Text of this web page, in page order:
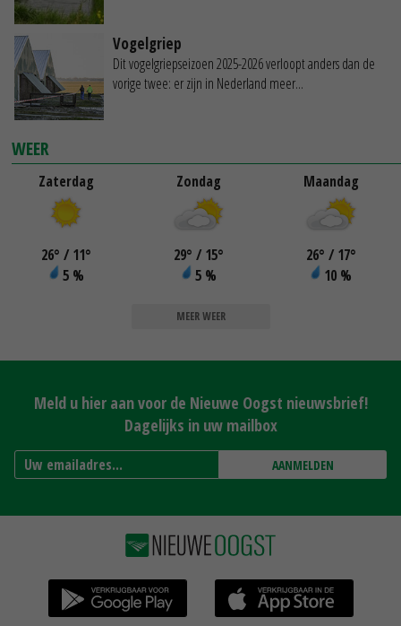
Vogelgriep
Dit vogelgriepseizoen 2025-2026 verloopt anders dan de
vorige twee: er zijn in Nederland meer...
WEER
Zaterdag
26° / 11°
5 %
Zondag
29° / 15°
5 %
Maandag
26° / 17°
10 %
MEER WEER
Meld u hier aan voor de Nieuwe Oogst nieuwsbrief!
Dagelijks in uw mailbox
AANMELDEN